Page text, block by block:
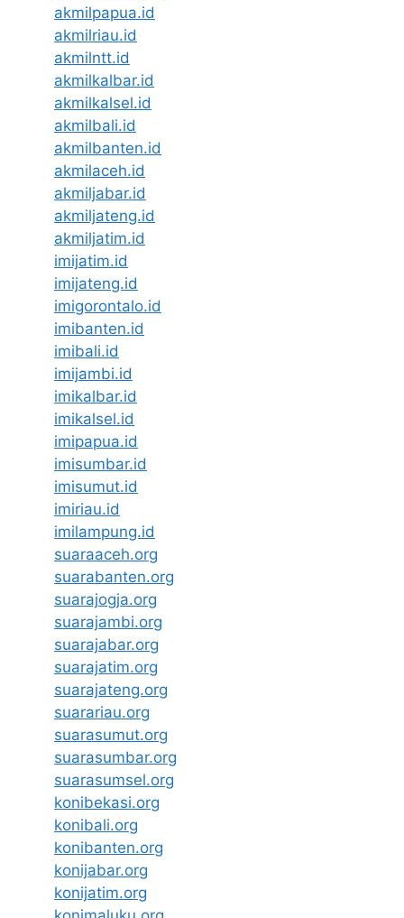
akmilpapua.id
akmilriau.id
akmilntt.id
akmilkalbar.id
akmilkalsel.id
akmilbali.id
akmilbanten.id
akmilaceh.id
akmiljabar.id
akmiljateng.id
akmiljatim.id
imijatim.id
imijateng.id
imigorontalo.id
imibanten.id
imibali.id
imijambi.id
imikalbar.id
imikalsel.id
imipapua.id
imisumbar.id
imisumut.id
imiriau.id
imilampung.id
suaraaceh.org
suarabanten.org
suarajogja.org
suarajambi.org
suarajabar.org
suarajatim.org
suarajateng.org
suarariau.org
suarasumut.org
suarasumbar.org
suarasumsel.org
konibekasi.org
konibali.org
konibanten.org
konijabar.org
konijatim.org